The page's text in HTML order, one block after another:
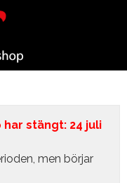
stängt: 24 juli
men börjar